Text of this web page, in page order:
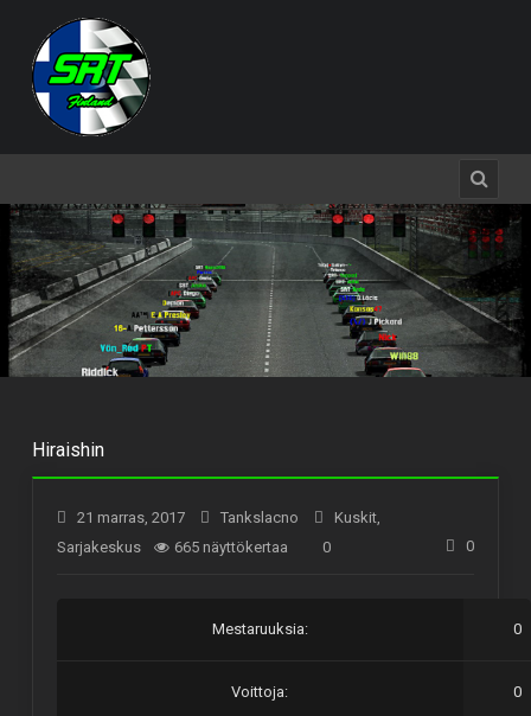
Hiraishin
21 marras, 2017 Tankslacno Kuskit,
Sarjakeskus
665 näyttökertaa 0 0
Mestaruuksia: 0
Voittoja: 0